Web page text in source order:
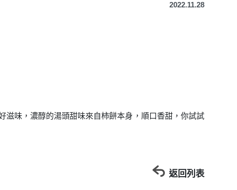
2022.11.28
滋味，濃醇的湯頭甜味來自柿餅本身，順口香甜，你試試
返回列表